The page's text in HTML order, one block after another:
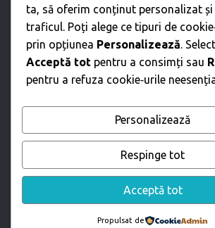
Servicii Tehnice
Mutări • Relocări
Amenajare spații verzi
Intreținere Exterioară
Servicii suport birouri
Construcții industriale
Urmărește-ne
ta, să oferim conținut personalizat și
traficul. Poți alege ce tipuri de
prin opțiunea Personalizează.
Acceptă tot pentru a consimți sau
pentru a refuza cookie‑urile
Personalizează
Respinge tot
Acceptă tot
Propulsat de